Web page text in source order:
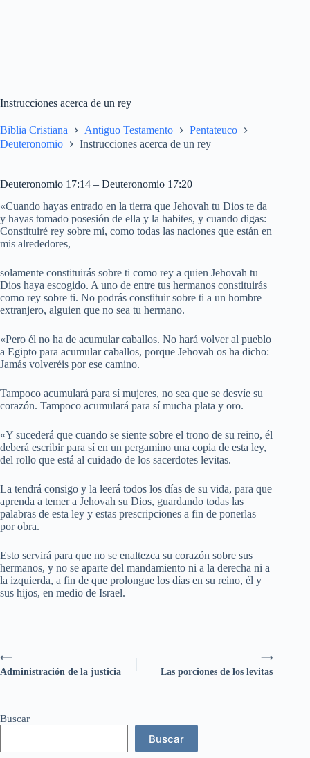
Instrucciones acerca de un rey
Biblia Cristiana Antiguo Testamento
Pentateuco
Deuteronomio
Instrucciones acerca de un rey
Deuteronomio 17:14 – Deuteronomio 17:20
«Cuando hayas entrado en la tierra que Jehovah tu Dios te da
y hayas tomado posesión de ella y la habites, y cuando digas:
Constituiré rey sobre mí, como todas las naciones que están en
mis alrededores,
solamente constituirás sobre ti como rey a quien Jehovah tu
Dios haya escogido. A uno de entre tus hermanos constituirás
como rey sobre ti. No podrás constituir sobre ti a un hombre
extranjero, alguien que no sea tu hermano.
«Pero él no ha de acumular caballos. No hará volver al pueblo
a Egipto para acumular caballos, porque Jehovah os ha dicho:
Jamás volveréis por ese camino.
Tampoco acumulará para sí mujeres, no sea que se desvíe su
corazón. Tampoco acumulará para sí mucha plata y oro.
«Y sucederá que cuando se siente sobre el trono de su reino, él
deberá escribir para sí en un pergamino una copia de esta ley,
del rollo que está al cuidado de los sacerdotes levitas.
La tendrá consigo y la leerá todos los días de su vida, para que
aprenda a temer a Jehovah su Dios, guardando todas las
palabras de esta ley y estas prescripciones a fin de ponerlas
por obra.
Esto servirá para que no se enaltezca su corazón sobre sus
hermanos, y no se aparte del mandamiento ni a la derecha ni a
la izquierda, a fin de que prolongue los días en su reino, él y
sus hijos, en medio de Israel.
⟶
Las porciones de los levitas
⟵
Administración de la justicia
Buscar
Buscar